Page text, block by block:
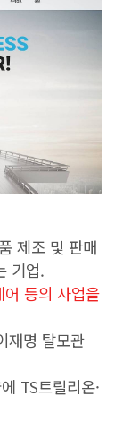
제조 및 판매
기업.
등의 사업을
재명 탈모관
TS트릴리온·